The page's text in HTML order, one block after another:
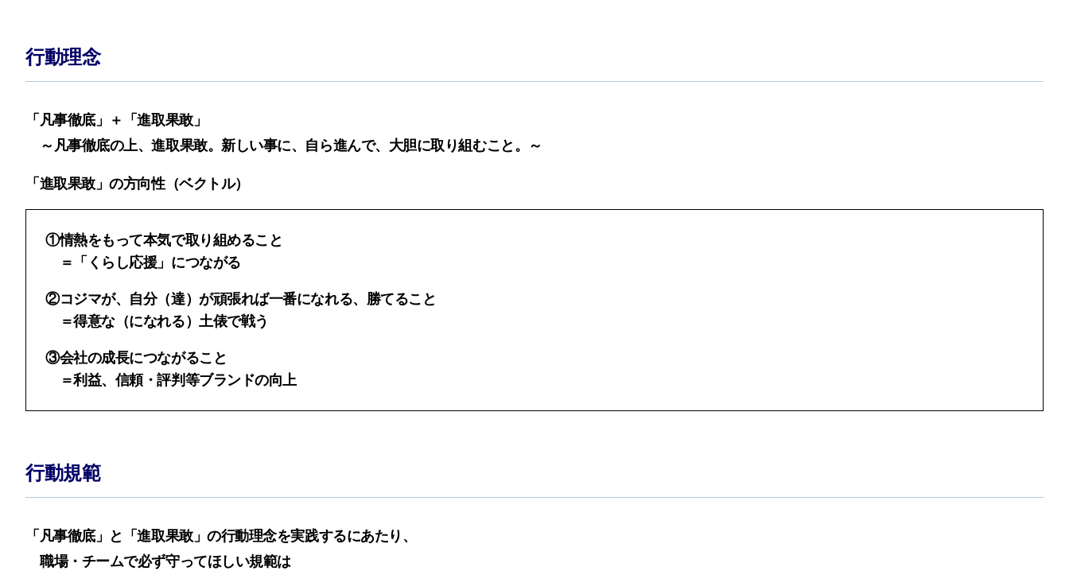
行動理念
「凡事徹底」＋「進取果敢」
～凡事徹底の上、進取果敢。新しい事に、自ら進んで、大胆に取り組むこと。～
「進取果敢」の方向性（ベクトル）
①情熱をもって本気で取り組めること
＝「くらし応援」につながる
②コジマが、自分（達）が頑張れば一番になれる、勝てること
＝得意な（になれる）土俵で戦う
③会社の成長につながること
＝利益、信頼・評判等ブランドの向上
行動規範
「凡事徹底」と「進取果敢」の行動理念を実践するにあたり、
職場・チームで必ず守ってほしい規範は